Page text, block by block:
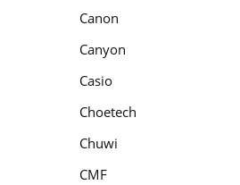
Canon
Canyon
Casio
Choetech
Chuwi
CMF